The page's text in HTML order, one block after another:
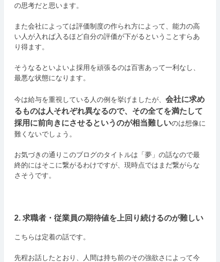
の思考だと思います。
また会社によっては評価制度の作られ方によって、能力の高
い人が入れば入るほど自分の評価が下がるということすらあ
り得ます。
そうなるといよいよ採用を頑張るのは百害あって一利なし、
最悪な状態になります。
今は給与を重視している人の例を挙げましたが、 会社に求め
るものは人それぞれ異なるので、その全てを満たして
採用に前向きにさせるというのが相当難しいのは想像に
難くないでしょう。
お気づきの通りこのブログのタイトルは「夢」の話なので最
終的にはそこに繋がるわけですが、現時点ではまだ繋がらな
さそうです。
2. 求職者・従業員の期待値を上回り続けるのが難しい
こちらは定着の話です。
先程お話したとおり、人間は持ち前のその強欲さによって今